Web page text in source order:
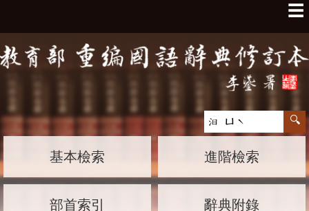
☰
基本檢索 進階檢索
部首索引 辭典附錄